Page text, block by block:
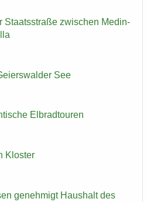
Staats­stra­ße zwi­schen Me­din­
See
El­brad­tou­ren
Klos­ter
ge­neh­migt Haus­halt des